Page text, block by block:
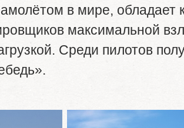
в мире, обладает
максимальной
Среди пилотов